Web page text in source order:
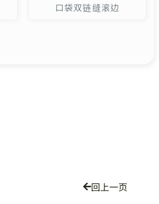
口袋双链缝滚边
回上一页